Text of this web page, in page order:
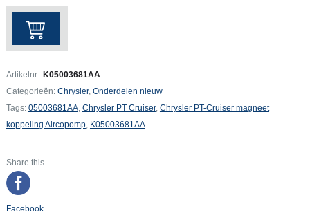
Chrysler
Cruiser
magneet
koppeling
Aircopomp
aantal
Artikelnr.: K05003681AA
Categorieën: Chrysler, Onderdelen nieuw
Tags: 05003681AA, Chrysler PT Cruiser, Chrysler PT-Cruiser magneet
koppeling Aircopomp, K05003681AA
Share this...
Facebook